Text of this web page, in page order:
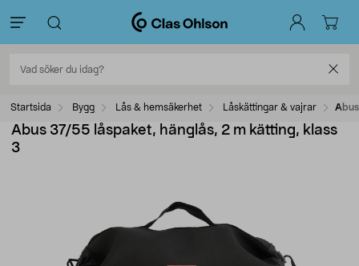
Startsida Bygg Lås & hemsäkerhet Låskättingar & vajrar
Abus 37/55 låspaket, hänglås, 2 m kätting, klass
3